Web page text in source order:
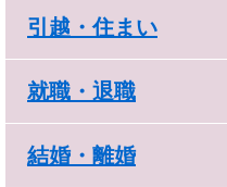
引越・住まい
就職・退職
結婚・離婚